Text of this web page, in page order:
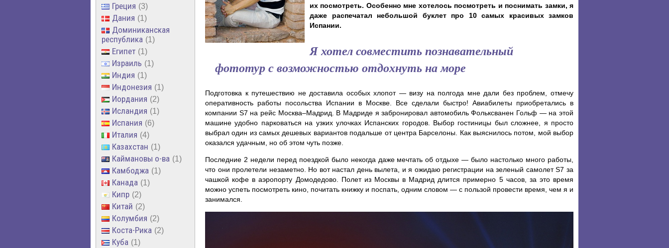
Греция 3
Дания 1
Доминиканская
республика
1
Египет 1
Израиль 1
Индия 1
Индонезия 1
Иордания 2
Исландия 1
Испания 6
Италия 4
Казахстан 1
Каймановы о-ва 1
Камбоджа 1
Канада 1
Кипр 2
Китай 2
Колумбия 2
Коста-Рика 2
Куба 1
их посмотреть. Особенно мне хотелось посмотреть и поснимать замки, я
даже распечатал небольшой буклет про 10 самых красивых замков
Испании.
Я хотел совместить познавательный
фототур с возможностью отдохнуть на море
Подготовка к путешествию не доставила особых хлопот — визу на полгода мне дали без проблем, отмечу
оперативность работы посольства Испании в Москве. Все сделали быстро! Авиабилеты приобретались в
компании S7 на рейс Москва–Мадрид. В Мадриде я забронировал автомобиль Фольксванен Гольф — на этой
машине удобно парковаться на узких улочках Испанских городов. Выбор гостиницы был сложнее, я просто
выбрал один из самых дешевых вариантов подальше от центра Барселоны. Как выяснилось потом, мой выбор
оказался удачным, но об этом чуть позже.
Последние 2 недели перед поездкой было некогда даже мечтать об отдыхе — было настолько много работы,
что они пролетели незаметно. Но вот настал день вылета, и я ожидаю регистрации на зеленый самолет S7 за
чашкой кофе в аэропорту Домодедово. Полет из Москвы в Мадрид длится примерно 5 часов, за это время
можно успеть посмотреть кино, почитать книжку и поспать, одним словом — с пользой провести время, чем я и
занимался.